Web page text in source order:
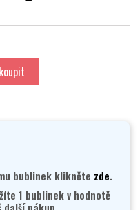
bublinek klikněte zde.
1 bublinek v hodnotě